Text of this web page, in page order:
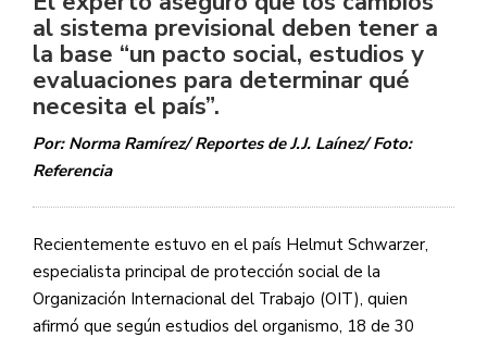
al sistema previsional deben tener a
la base “un pacto social, estudios y
evaluaciones para determinar qué
necesita el país”.
Por: Norma Ramírez/ Reportes de J.J. Laínez/ Foto:
Referencia
Recientemente estuvo en el país Helmut Schwarzer,
especialista principal de protección social de la
Organización Internacional del Trabajo (OIT), quien
afirmó que según estudios del organismo, 18 de 30